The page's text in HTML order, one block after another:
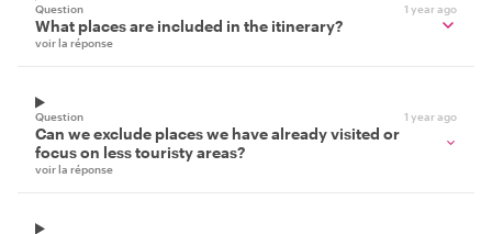
Question 1 year ago
What places are included in the itinerary?
voir la réponse
Question 1 year ago
Can we exclude places we have already visited or
focus on less touristy areas?
voir la réponse